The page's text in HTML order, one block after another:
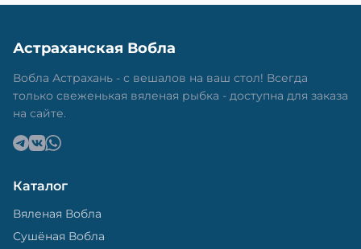
Астраханская Вобла
Вобла Астрахань - с вешалов на ваш стол! Всегда
только свеженькая вяленая рыбка - доступна для заказа
на сайте.
Каталог
Вяленая Вобла
Сушёная Вобла